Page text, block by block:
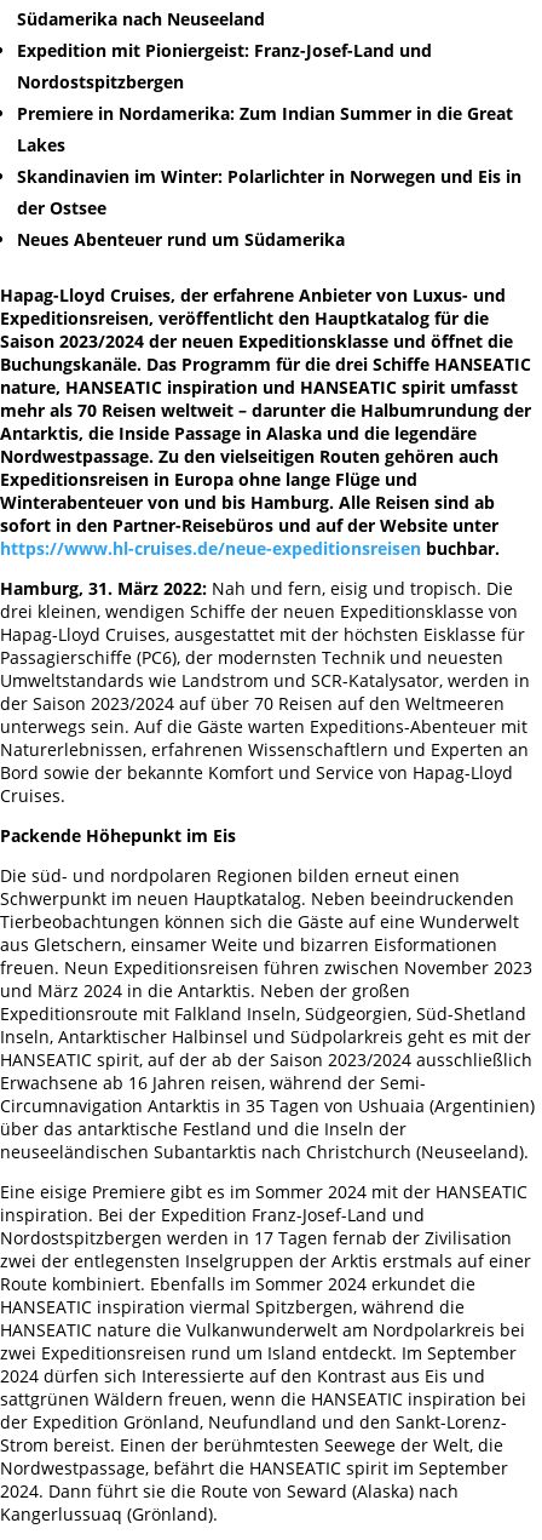
Südamerika nach Neuseeland
Expedition mit Pioniergeist: Franz-Josef-Land und
Nordostspitzbergen
Premiere in Nordamerika: Zum Indian Summer in die Great
Lakes
Skandinavien im Winter: Polarlichter in Norwegen und Eis in
der Ostsee
Neues Abenteuer rund um Südamerika
Hapag-Lloyd Cruises, der erfahrene Anbieter von Luxus- und
Expeditionsreisen, veröffentlicht den Hauptkatalog für die
Saison 2023/2024 der neuen Expeditionsklasse und öffnet die
Buchungskanäle. Das Programm für die drei Schiffe HANSEATIC
nature, HANSEATIC inspiration und HANSEATIC spirit umfasst
mehr als 70 Reisen weltweit – darunter die Halbumrundung der
Antarktis, die Inside Passage in Alaska und die legendäre
Nordwestpassage. Zu den vielseitigen Routen gehören auch
Expeditionsreisen in Europa ohne lange Flüge und
Winterabenteuer von und bis Hamburg. Alle Reisen sind ab
sofort in den Partner-Reisebüros und auf der Website unter
https://www.hl-cruises.de/neue-expeditionsreisen buchbar.
Hamburg, 31. März 2022: Nah und fern, eisig und tropisch. Die
drei kleinen, wendigen Schiffe der neuen Expeditionsklasse von
Hapag-Lloyd Cruises, ausgestattet mit der höchsten Eisklasse für
Passagierschiffe (PC6), der modernsten Technik und neuesten
Umweltstandards wie Landstrom und SCR-Katalysator, werden in
der Saison 2023/2024 auf über 70 Reisen auf den Weltmeeren
unterwegs sein. Auf die Gäste warten Expeditions-Abenteuer mit
Naturerlebnissen, erfahrenen Wissenschaftlern und Experten an
Bord sowie der bekannte Komfort und Service von Hapag-Lloyd
Cruises.
Packende Höhepunkt im Eis
Die süd- und nordpolaren Regionen bilden erneut einen
Schwerpunkt im neuen Hauptkatalog. Neben beeindruckenden
Tierbeobachtungen können sich die Gäste auf eine Wunderwelt
aus Gletschern, einsamer Weite und bizarren Eisformationen
freuen. Neun Expeditionsreisen führen zwischen November 2023
und März 2024 in die Antarktis. Neben der großen
Expeditionsroute mit Falkland Inseln, Südgeorgien, Süd-Shetland
Inseln, Antarktischer Halbinsel und Südpolarkreis geht es mit der
HANSEATIC spirit, auf der ab der Saison 2023/2024 ausschließlich
Erwachsene ab 16 Jahren reisen, während der Semi-
Circumnavigation Antarktis in 35 Tagen von Ushuaia (Argentinien)
über das antarktische Festland und die Inseln der
neuseeländischen Subantarktis nach Christchurch (Neuseeland).
Eine eisige Premiere gibt es im Sommer 2024 mit der HANSEATIC
inspiration. Bei der Expedition Franz-Josef-Land und
Nordostspitzbergen werden in 17 Tagen fernab der Zivilisation
zwei der entlegensten Inselgruppen der Arktis erstmals auf einer
Route kombiniert. Ebenfalls im Sommer 2024 erkundet die
HANSEATIC inspiration viermal Spitzbergen, während die
HANSEATIC nature die Vulkanwunderwelt am Nordpolarkreis bei
zwei Expeditionsreisen rund um Island entdeckt. Im September
2024 dürfen sich Interessierte auf den Kontrast aus Eis und
sattgrünen Wäldern freuen, wenn die HANSEATIC inspiration bei
der Expedition Grönland, Neufundland und den Sankt-Lorenz-
Strom bereist. Einen der berühmtesten Seewege der Welt, die
Nordwestpassage, befährt die HANSEATIC spirit im September
2024. Dann führt sie die Route von Seward (Alaska) nach
Kangerlussuaq (Grönland).